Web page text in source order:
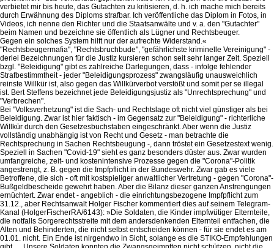
verbietet mir bis heute, das Gutachten zu kritisieren, d. h. ich mache mich bereits
durch Erwähnung des Diploms strafbar. Ich veröffentliche das Diplom in Fotos, in
Videos, ich nenne den Richter und die Staatsanwälte und v. a. den "Gutachter"
beim Namen und bezeichne sie öffentlich als Lügner und Rechtsbeuger.
Gegen ein solches System hilft nur der aufrechte Widerstand.«
"Rechtsbeugermafia", "Rechtsbruchbude", "gefährlichste kriminelle Vereinigung" -
derlei Bezeichnungen für die Justiz kursieren schon seit sehr langer Zeit. Speziell
bzgl. "Beleidigung" gibt es zahlreiche Darlegungen, dass - infolge fehlender
Strafbestimmtheit - jeder "Beleidigungsprozess" zwangsläufig unausweichlich
reinste Willkür ist, also gegen das Willkürverbot verstößt und somit per se illegal
ist. Bert Steffens bezeichnet jede Beleidigungsjustiz als "Unrechtsprechung" und
"Verbrechen".
Bei "Volksverhetzung" ist die Sach- und Rechtslage oft nicht viel günstiger als bei
Beleidigung. Zwar ist hier faktisch - im Gegensatz zur "Beleidigung" - richterliche
Willkür durch den Gesetzesbuchstaben eingeschränkt. Aber wenn die Justiz
vollständig unabhängig ist von Recht und Gesetz - man betrachte die
Rechtsprechung in Sachen Rechtsbeugung -, dann tröstet ein Gesetzestext wenig.
Speziell in Sachen "Covid-19" sieht es ganz besonders düster aus. Zwar wurden
umfangreiche, zeit- und kostenintensive Prozesse gegen die "Corona"-Politik
angestrengt, z. B. gegen die Impfpflicht in der Bundeswehr. Zwar gab es viele
Betroffene, die sich - oft mit kostspieliger anwaltlicher Vertretung - gegen "Corona"-
Bußgeldbescheide gewehrt haben. Aber die Bilanz dieser ganzen Anstrengungen
ernüchtert. Zwar endet - angeblich - die einrichtungsbezogene Impfpflicht zum
31.12., aber Rechtsanwalt Holger Fischer kommentiert dies auf seinem Telegram-
Kanal (HolgerFischerRA/6143): »Die Soldaten, die Kinder impfwütiger Elternteile,
die notfalls Sorgerechtsstreite mit dem andersdenkenden Elternteil entfachen, die
Alten und Behinderten, die nicht selbst entscheiden können - für sie endet es am
01.01. nicht. Ein Ende ist nirgendwo in Sicht, solange es die STIKO-Empfehlungen